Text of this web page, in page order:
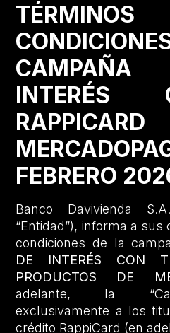
INTERÉS
FEBRERO
Banco Davivienda
“Entidad”), informa a
condiciones de la
DE INTERÉS CON
PRODUCTOS DE
adelante, la
exclusivamente a los
crédito RappiCard (en